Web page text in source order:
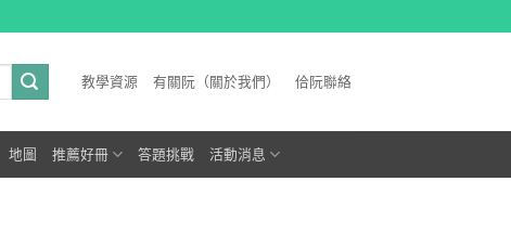
教學資源 有關阮（關於我們） 佮阮聯絡
地圖 推薦好冊 答題挑戰 活動消息